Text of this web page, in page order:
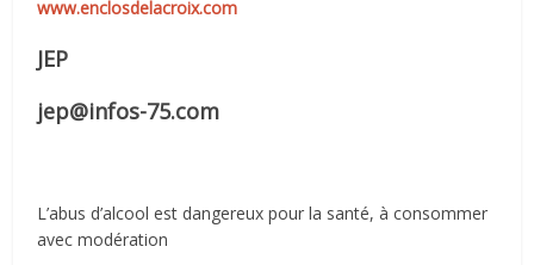
www.enclosdelacroix.com
JEP
jep@infos-75.com
L’abus d’alcool est dangereux pour la santé, à consommer
avec modération